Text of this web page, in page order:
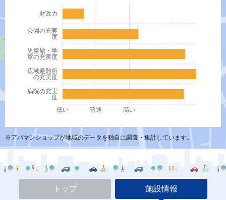
病院の充実
度
広域避難所
の充実度
児童館・学
童の充実度
公園の充実
度
財政力
低い 普通 高い
※アパマンショップが地域のデータを独自に調査・集計しています。
トップ 施設情報